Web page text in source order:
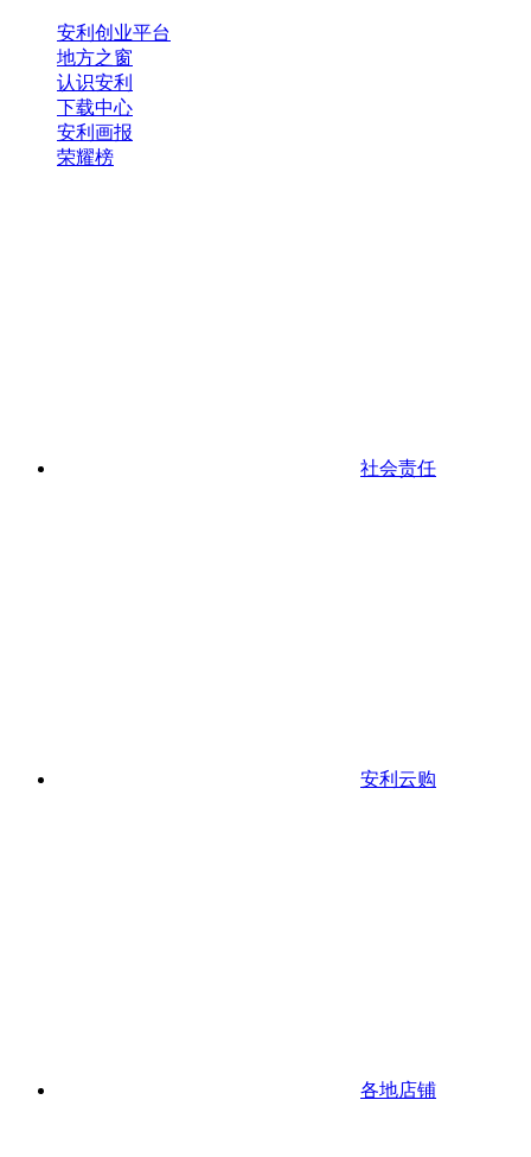
安利创业平台
地方之窗
认识安利
下载中心
安利画报
荣耀榜
社会责任
安利云购
各地店铺